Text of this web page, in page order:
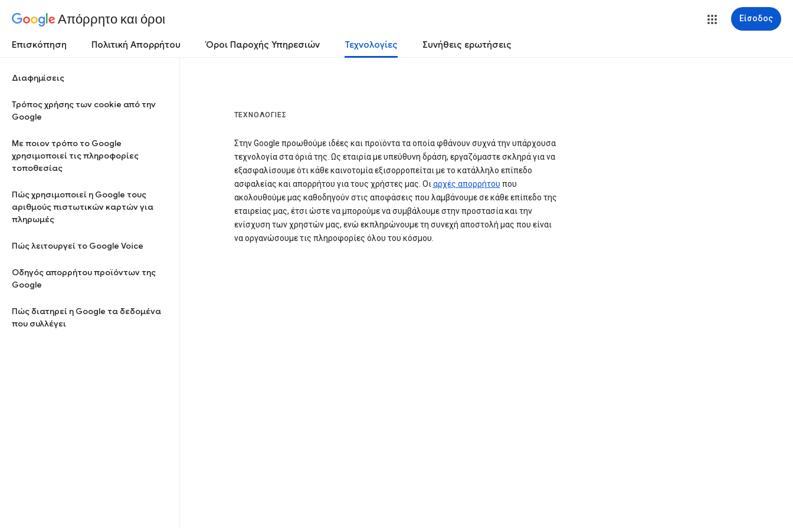
Απόρρητο και όροι Είσοδος
Επισκόπηση Πολιτική Απορρήτου Όροι Παροχής Υπηρεσιών Τεχνολογίες Συνήθεις ερωτήσεις
Διαφημίσεις
Τρόπος χρήσης των cookie από την
Google
Με ποιον τρόπο το Google
χρησιμοποιεί τις πληροφορίες
τοποθεσίας
Πώς χρησιμοποιεί η Google τους
αριθμούς πιστωτικών καρτών για
πληρωμές
Πώς λειτουργεί το Google Voice
Οδηγός απορρήτου προϊόντων της
Google
Πώς διατηρεί η Google τα δεδομένα
που συλλέγει
ΤΕΧΝΟΛΟΓΊΕΣ
Στην Google προωθούμε ιδέες και προϊόντα τα οποία φθάνουν συχνά την υπάρχουσα
τεχνολογία στα όριά της. Ως εταιρία με υπεύθυνη δράση, εργαζόμαστε σκληρά για να
εξασφαλίσουμε ότι κάθε καινοτομία εξισορροπείται με το κατάλληλο επίπεδο
ασφαλείας και απορρήτου για τους χρήστες μας. Οιαρχές απορρήτου που
ακολουθούμε μας καθοδηγούν στις αποφάσεις που λαμβάνουμε σε κάθε επίπεδο της
εταιρείας μας, έτσι ώστε να μπορούμε να συμβάλουμε στην προστασία και την
ενίσχυση των χρηστών μας, ενώ εκπληρώνουμε τη συνεχή αποστολή μας που είναι
να οργανώσουμε τις πληροφορίες όλου του κόσμου.